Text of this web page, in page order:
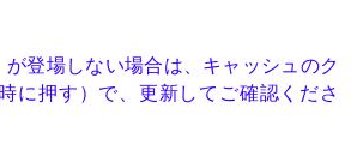
が登場しない場合は、キャッシュのク
に押す）で、更新してご確認くださ